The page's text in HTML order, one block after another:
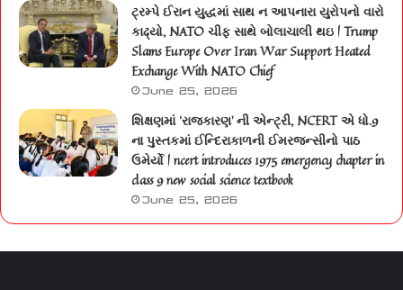
ટ્રમ્પે ઈરાન યુદ્ધમાં સાથ ન આપનારા યુરોપનો વારો
કાઢ્યો, NATO ચીફ સાથે બોલાચાલી થઇ | Trump
Slams Europe Over Iran War Support Heated
Exchange With NATO Chief
June 25, 2026
શિક્ષણમાં ‘રાજકારણ’ ની એન્ટ્રી, NCERT એ ધો.9
ના પુસ્તકમાં ઈન્દિરાકાળની ઈમરજન્સીનો પાઠ
ઉમેર્યો | ncert introduces 1975 emergency chapter in
class 9 new social science textbook
June 25, 2026